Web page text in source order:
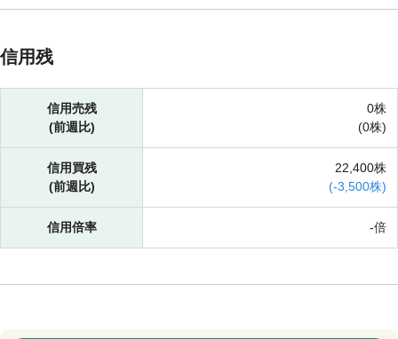
信用残
信用売残
(前週比)
0株
(0株)
信用買残
(前週比)
22,400株
(-3,500株)
信用倍率 -倍